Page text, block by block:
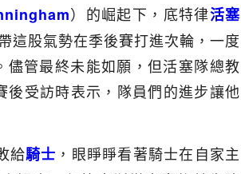
）的崛起下，底特律活塞
這股氣勢在季後賽打進次輪，一度
管最終未能如願，但活塞隊總教
受訪時表示，隊員們的進步讓他
給騎士 ，眼睜睜看著騎士在自家主